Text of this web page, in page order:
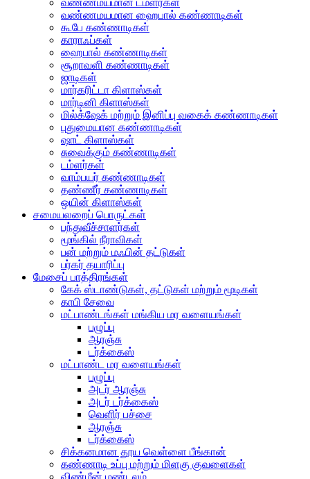
வண்ணமயமான ஹைபால் கண்ணாடிகள்
கூபே கண்ணாடிகள்
காராஃப்கள்
ஹைபால் கண்ணாடிகள்
சூறாவளி கண்ணாடிகள்
ஜாடிகள்
மார்கரிட்டா கிளாஸ்கள்
மார்டினி கிளாஸ்கள்
மில்க்‌ஷேக் மற்றும் இனிப்பு வகைக் கண்ணாடிகள்
புதுமையான கண்ணாடிகள்
ஷாட் கிளாஸ்கள்
சுவைக்கும் கண்ணாடிகள்
டம்ளர்கள்
வாம்பயர் கண்ணாடிகள்
தண்ணீர் கண்ணாடிகள்
ஒயின் கிளாஸ்கள்
சமையலறைப் பொருட்கள்
பந்துவீச்சாளர்கள்
மூங்கில் நீராவிகள்
பன் மற்றும் மஃபின் தட்டுகள்
பர்கர் தயாரிப்பு
மேசைப் பாத்திரங்கள்
கேக் ஸ்டாண்டுகள், தட்டுகள் மற்றும் மூடிகள்
காபி சேவை
மட்பாண்டங்கள் மங்கிய மர வளையங்கள்
பழுப்பு
ஆரஞ்சு
டர்க்கைஸ்
மட்பாண்ட மர வளையங்கள்
பழுப்பு
அடர் ஆரஞ்சு
அடர் டர்க்கைஸ்
வெளிர் பச்சை
ஆரஞ்சு
டர்க்கைஸ்
சிக்கனமான தூய வெள்ளை பீங்கான்
கண்ணாடி உப்பு மற்றும் மிளகு குவளைகள்
விண்மீன் மண்டலம்